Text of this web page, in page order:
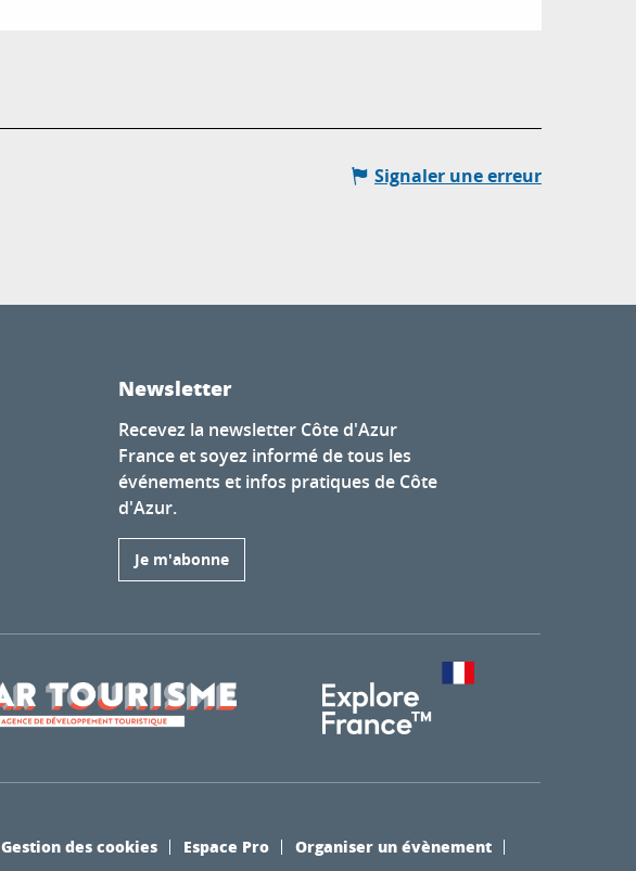
Signaler une erreur
Newsletter
Recevez la newsletter Côte d'Azur
France et soyez informé de tous les
événements et infos pratiques de Côte
d'Azur.
Je m'abonne
Gestion des cookies Espace Pro
Organiser un évènement